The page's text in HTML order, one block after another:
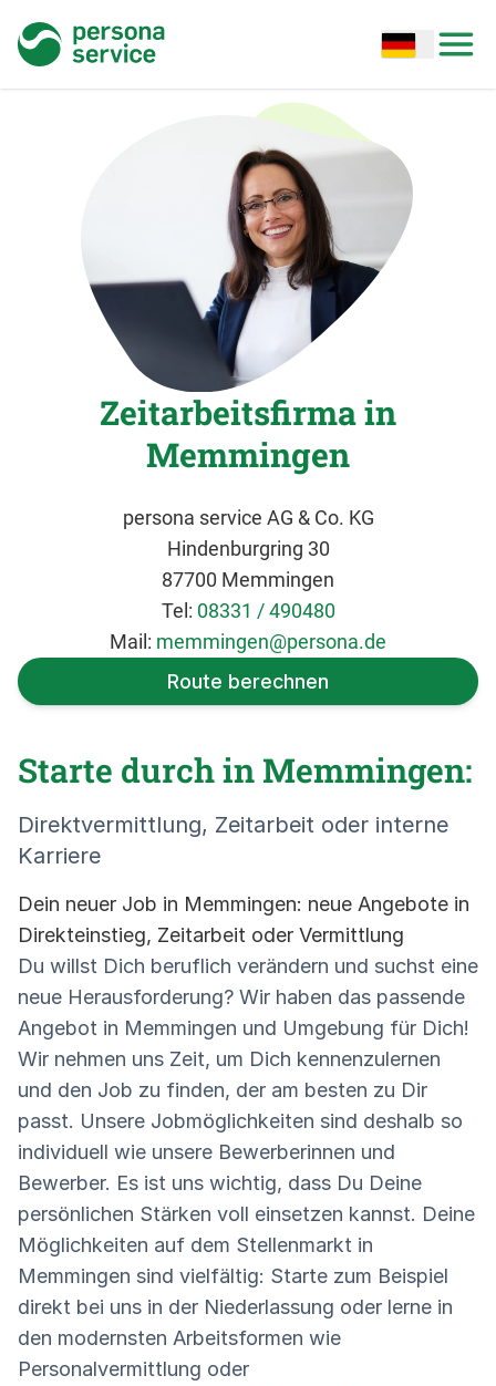
persona service Open options
Zeitarbeitsfirma in
Memmingen
persona service AG & Co. KG
Hindenburgring 30
87700 Memmingen
Tel: 08331 / 490480
Mail: memmingen@persona.de
Route berechnen
Starte durch in Memmingen:
Direktvermittlung, Zeitarbeit oder interne
Karriere
Dein neuer Job in Memmingen: neue Angebote in
Direkteinstieg, Zeitarbeit oder Vermittlung
Du willst Dich beruflich verändern und suchst eine
neue Herausforderung? Wir haben das passende
Angebot in Memmingen und Umgebung für Dich!
Wir nehmen uns Zeit, um Dich kennenzulernen
und den Job zu finden, der am besten zu Dir
passt. Unsere Jobmöglichkeiten sind deshalb so
individuell wie unsere Bewerberinnen und
Bewerber. Es ist uns wichtig, dass Du Deine
persönlichen Stärken voll einsetzen kannst. Deine
Möglichkeiten auf dem Stellenmarkt in
Memmingen sind vielfältig: Starte zum Beispiel
direkt bei uns in der Niederlassung oder lerne in
den modernsten Arbeitsformen wie
Personalvermittlung oder